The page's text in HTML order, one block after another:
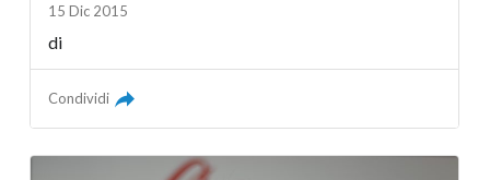
15 Dic 2015
di
Condividi